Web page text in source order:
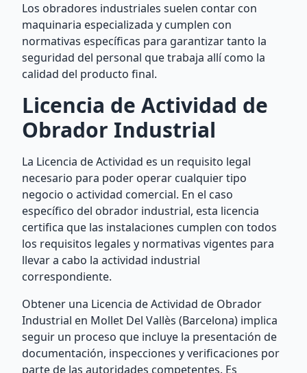
Los obradores industriales suelen contar con
maquinaria especializada y cumplen con
normativas específicas para garantizar tanto la
seguridad del personal que trabaja allí como la
calidad del producto final.
Licencia de Actividad de
Obrador Industrial
La Licencia de Actividad es un requisito legal
necesario para poder operar cualquier tipo
negocio o actividad comercial. En el caso
específico del obrador industrial, esta licencia
certifica que las instalaciones cumplen con todos
los requisitos legales y normativas vigentes para
llevar a cabo la actividad industrial
correspondiente.
Obtener una Licencia de Actividad de Obrador
Industrial en Mollet Del Vallès (Barcelona) implica
seguir un proceso que incluye la presentación de
documentación, inspecciones y verificaciones por
parte de las autoridades competentes. Es